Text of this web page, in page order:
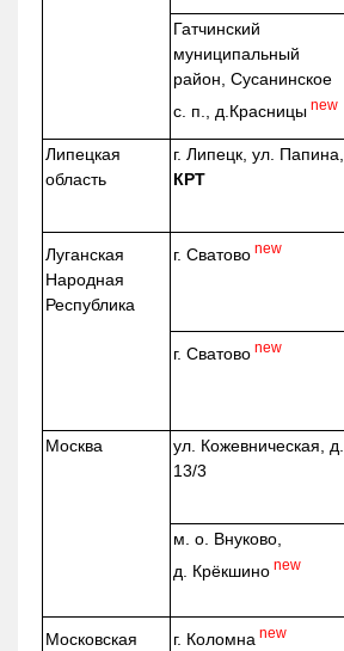
Гатчинский
муниципальный
район, Сусанинское
с. п., д.Красницы new
Липецкая
область
г. Липецк, ул. Папина,
КРТ
Луганская
Народная
Республика
г. Сватово new
г. Сватово new
Москва ул. Кожевническая, д.
13/3
м. о. Внуково,
д. Крёкшино new
Московская
г. Коломна new